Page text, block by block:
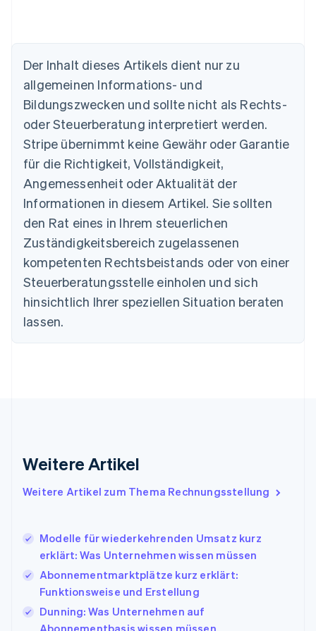
Der Inhalt dieses Artikels dient nur zu
allgemeinen Informations- und
Bildungszwecken und sollte nicht als Rechts-
oder Steuerberatung interpretiert werden.
Stripe übernimmt keine Gewähr oder Garantie
für die Richtigkeit, Vollständigkeit,
Angemessenheit oder Aktualität der
Informationen in diesem Artikel. Sie sollten
den Rat eines in Ihrem steuerlichen
Zuständigkeitsbereich zugelassenen
kompetenten Rechtsbeistands oder von einer
Steuerberatungsstelle einholen und sich
hinsichtlich Ihrer speziellen Situation beraten
lassen.
Weitere Artikel
Weitere Artikel zum Thema Rechnungsstellung
Modelle für wiederkehrenden Umsatz kurz
erklärt: Was Unternehmen wissen müssen
Abonnementmarktplätze kurz erklärt:
Funktionsweise und Erstellung
Dunning: Was Unternehmen auf
Australien
English
Belgien
Brasilien
PortuguêsEnglish
Bulgarien
English
Dänemark
English
DeutschEnglish
Estland
English
Festlandchina
简体中文English
Finnland
Frankreich
FrançaisEnglish
English
Italien
Italiano English
EnglishFrançais
Kroatien
EnglishItaliano
Lettland
Liechtenstein